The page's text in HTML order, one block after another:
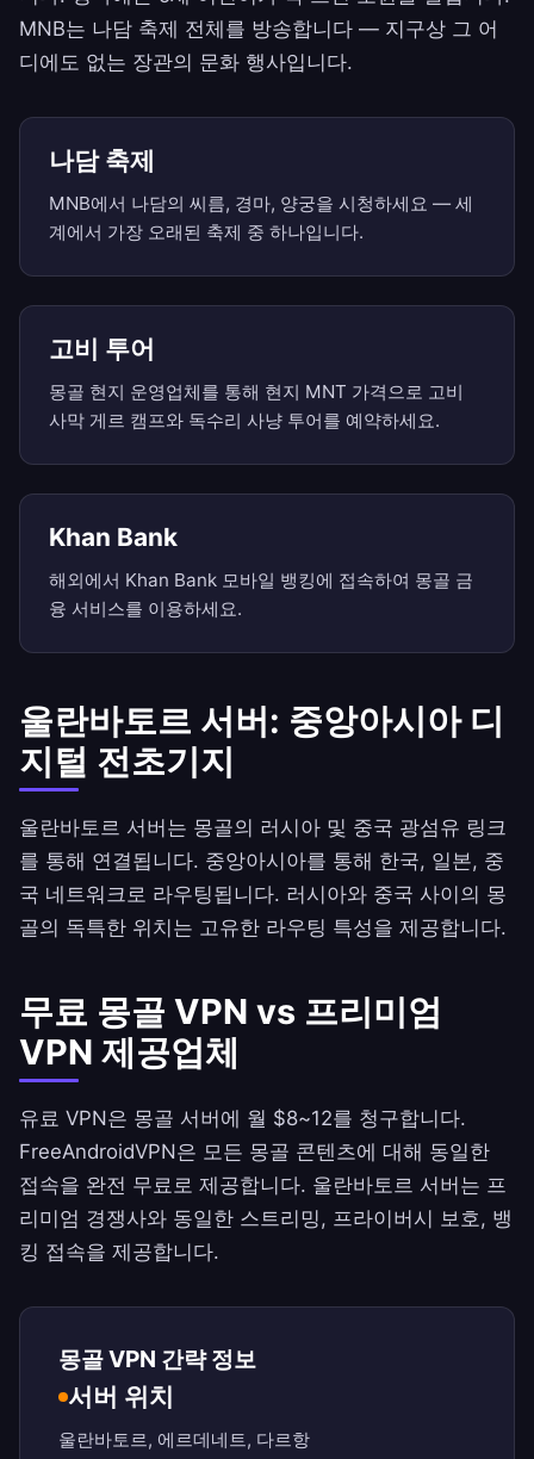
MNB는 나담 축제 전체를 방송합니다 — 지구상 그 어
디에도 없는 장관의 문화 행사입니다.
나담 축제
MNB에서 나담의 씨름, 경마, 양궁을 시청하세요 — 세
계에서 가장 오래된 축제 중 하나입니다.
고비 투어
몽골 현지 운영업체를 통해 현지 MNT 가격으로 고비
사막 게르 캠프와 독수리 사냥 투어를 예약하세요.
Khan Bank
해외에서 Khan Bank 모바일 뱅킹에 접속하여 몽골 금
융 서비스를 이용하세요.
울란바토르 서버: 중앙아시아 디
지털 전초기지
울란바토르 서버는 몽골의 러시아 및 중국 광섬유 링크
를 통해 연결됩니다. 중앙아시아를 통해 한국, 일본, 중
국 네트워크로 라우팅됩니다. 러시아와 중국 사이의 몽
골의 독특한 위치는 고유한 라우팅 특성을 제공합니다.
무료 몽골 VPN vs 프리미엄
VPN 제공업체
유료 VPN은 몽골 서버에 월 $8~12를 청구합니다.
FreeAndroidVPN은 모든 몽골 콘텐츠에 대해 동일한
접속을 완전 무료로 제공합니다. 울란바토르 서버는 프
리미엄 경쟁사와 동일한 스트리밍, 프라이버시 보호, 뱅
킹 접속을 제공합니다.
몽골 VPN 간략 정보
서버 위치
울란바토르, 에르데네트, 다르항